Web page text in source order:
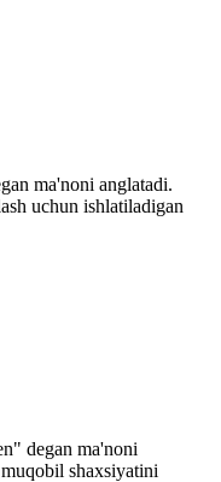
ma'noni anglatadi.
uchun ishlatiladigan
degan ma'noni
shaxsiyatini